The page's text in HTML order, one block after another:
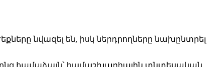
նվազել են, իսկ ներդրողները նախընտրել
համաձայն՝ համաշխարհային տնտեսական